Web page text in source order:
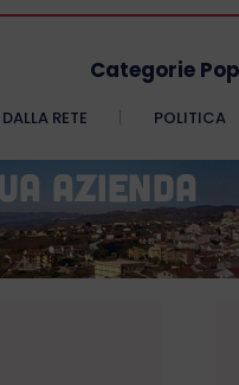
Categorie
DALLA RETE POLITICA